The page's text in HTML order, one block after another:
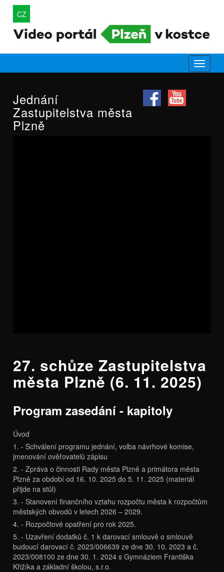
CZ
Jednání
Zastupitelstva města
Plzně
27. schůze Zastupitelstva
města Plzně (6. 11. 2025)
Program zasedání - kapitoly
Úvod
1. - Schválení programu jednání, volba návrhové komise,
jmenování ověřovatelů zápisu
2. - Zpráva o činnosti Rady města Plzně a primátora města
Plzně za období od 16. 10. 2025 do 5. 11. 2025 (materiál
přijde na stůl)
3. - Stanovení finančního vztahu rozpočtu města k rozpočtům
městských obvodů v letech 2026 – 2029.
4. - Rozpočtové opatření pro rok 2025.
5. - Uzavření dodatků č. 1 k darovací smlouvě o smlouvě
budoucí darovací č. 2023/006639 ze dne 30. 10. 2023 a č.
2023/008100 ze dne 30. 1. 2024 s Gymnáziem Františka
Křižíka a základní školou, s.r.o.